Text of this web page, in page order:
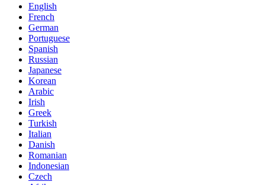
English
French
German
Portuguese
Spanish
Russian
Japanese
Korean
Arabic
Irish
Greek
Turkish
Italian
Danish
Romanian
Indonesian
Czech